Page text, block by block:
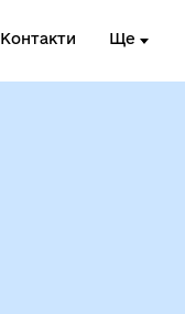
Контакти Ще